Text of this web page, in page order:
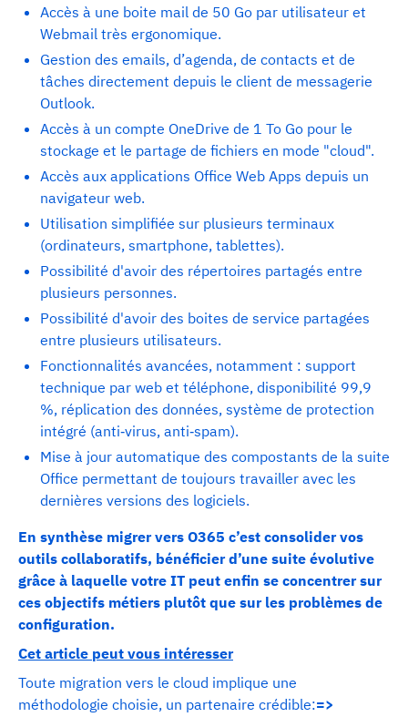
Accès à une boite mail de 50 Go par utilisateur et
Webmail très ergonomique.
Gestion des emails, d’agenda, de contacts et de
tâches directement depuis le client de messagerie
Outlook.
Accès à un compte OneDrive de 1 To Go pour le
stockage et le partage de fichiers en mode "cloud".
Accès aux applications Office Web Apps depuis un
navigateur web.
Utilisation simplifiée sur plusieurs terminaux
(ordinateurs, smartphone, tablettes).
Possibilité d'avoir des répertoires partagés entre
plusieurs personnes.
Possibilité d'avoir des boites de service partagées
entre plusieurs utilisateurs.
Fonctionnalités avancées, notamment : support
technique par web et téléphone, disponibilité 99,9
%, réplication des données, système de protection
intégré (anti‐virus, anti‐spam).
Mise à jour automatique des compostants de la suite
Office permettant de toujours travailler avec les
dernières versions des logiciels.
En synthèse migrer vers O365 c’est consolider vos
outils collaboratifs, bénéficier d’une suite évolutive
grâce à laquelle votre IT peut enfin se concentrer sur
ces objectifs métiers plutôt que sur les problèmes de
configuration.
Cet article peut vous intéresser
Toute migration vers le cloud implique une
méthodologie choisie, un partenaire crédible:=>